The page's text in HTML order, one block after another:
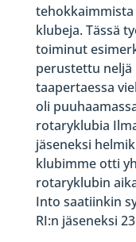
klubeja. Tässä
toiminut
perustettu
taapertaessa
oli
rotaryklubia
jäseneksi
klubimme otti
rotaryklubin
Into saatiinkin
RI:n jäseneksi